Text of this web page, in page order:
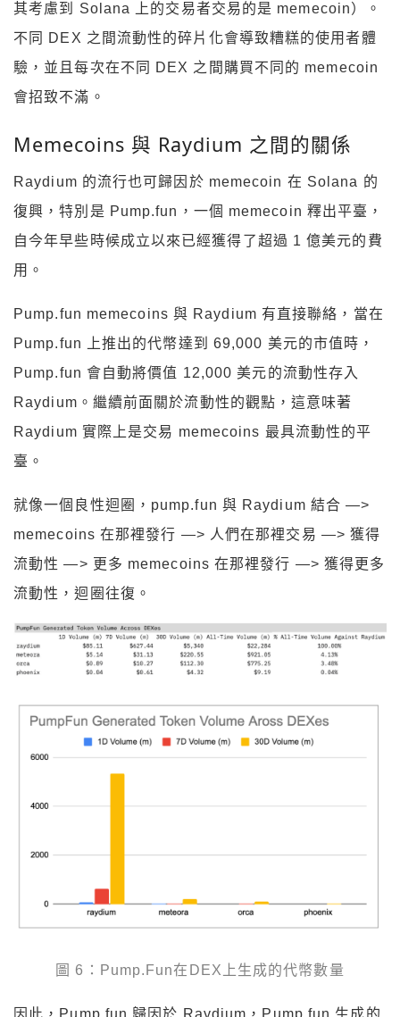
其考慮到 Solana 上的交易者交易的是 memecoin）。
不同 DEX 之間流動性的碎片化會導致糟糕的使用者體
驗，並且每次在不同 DEX 之間購買不同的 memecoin
會招致不滿。
Memecoins 與 Raydium 之間的關係
Raydium 的流行也可歸因於 memecoin 在 Solana 的
復興，特別是 Pump.fun，一個 memecoin 釋出平臺，
自今年早些時候成立以來已經獲得了超過 1 億美元的費
用。
Pump.fun memecoins 與 Raydium 有直接聯絡，當在
Pump.fun 上推出的代幣達到 69,000 美元的市值時，
Pump.fun 會自動將價值 12,000 美元的流動性存入
Raydium。繼續前面關於流動性的觀點，這意味著
Raydium 實際上是交易 memecoins 最具流動性的平
臺。
就像一個良性迴圈，pump.fun 與 Raydium 結合 —>
memecoins 在那裡發行 —> 人們在那裡交易 —> 獲得
流動性 —> 更多 memecoins 在那裡發行 —> 獲得更多
流動性，迴圈往復。
圖 6：Pump.Fun在DEX上生成的代幣數量
因此，Pump.fun 歸因於 Raydium，Pump.fun 生成的